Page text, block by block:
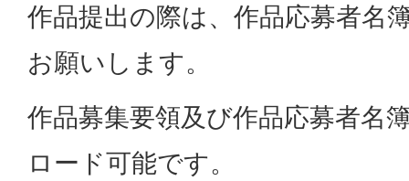
作品提出の際は、作品応募者名
お願いします。
作品募集要領及び作品応募者名
ロード可能です。